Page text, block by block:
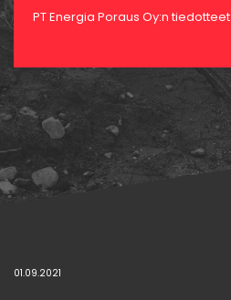
PT Energia Poraus Oy:n tiedotteet
01.09.2021